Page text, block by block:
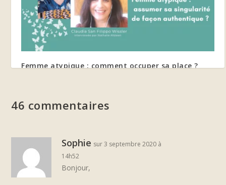
Femme atypique : comment occuper sa place ?
46 commentaires
Sophie sur 3 septembre 2020 à
14h52
Bonjour,